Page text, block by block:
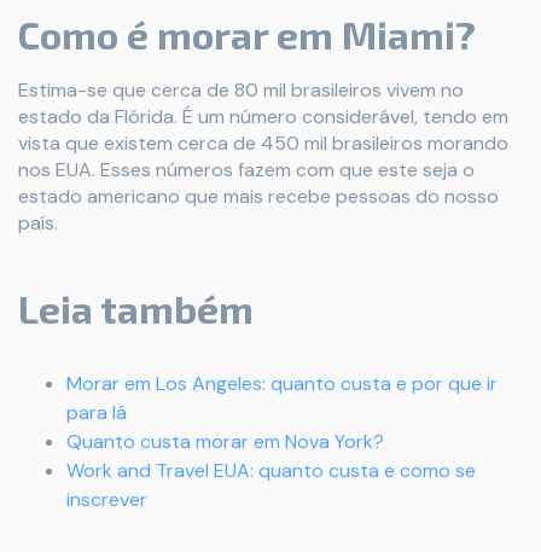
Como é morar em Miami?
Estima-se que cerca de 80 mil brasileiros vivem no
estado da Flórida. É um número considerável, tendo em
vista que existem cerca de 450 mil brasileiros morando
nos EUA. Esses números fazem com que este seja o
estado americano que mais recebe pessoas do nosso
país.
Leia também
Morar em Los Angeles: quanto custa e por que ir
para lá
Quanto custa morar em Nova York?
Work and Travel EUA: quanto custa e como se
inscrever